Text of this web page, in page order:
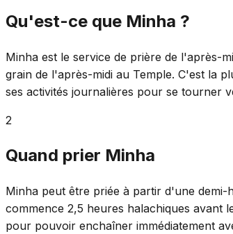
Qu'est-ce que Minha ?
Minha est le service de prière de l'après-
grain de l'après-midi au Temple. C'est la
ses activités journalières pour se tourner
2
Quand prier Minha
Minha peut être priée à partir d'une
commence 2,5 heures halachiques avant
pour pouvoir enchaîner immédiatement